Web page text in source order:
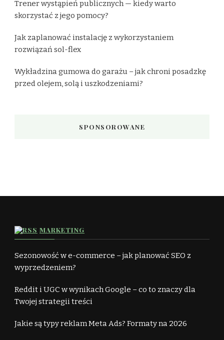
Trener wystąpień publicznych — kiedy warto
skorzystać z jego pomocy?
Jak zaplanować instalację z wykorzystaniem
rozwiązań sol-flex
Wykładzina gumowa do garażu – jak chroni posadzkę
przed olejem, solą i uszkodzeniami?
SPONSOROWANE
MARKETING
Sezonowość w e-commerce – jak planować SEO z
wyprzedzeniem?
Reddit i UGC w wynikach Google – co to znaczy dla
Twojej strategii treści
Jakie są typy reklam Meta Ads? Formaty na 2026